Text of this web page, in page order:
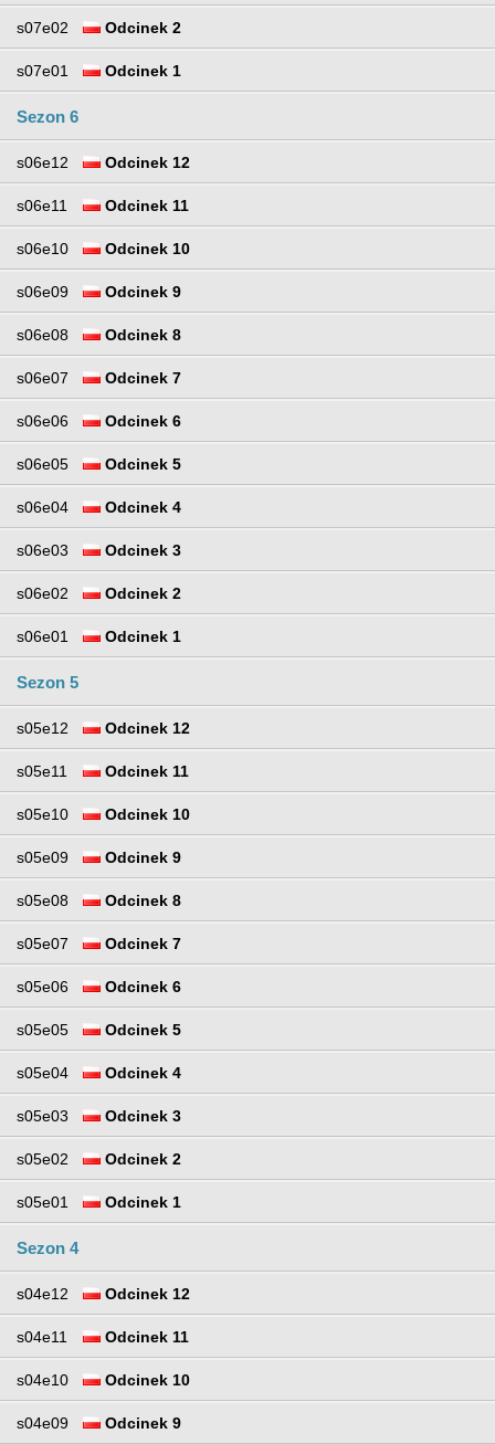
s07e02 Odcinek 2
s07e01 Odcinek 1
Sezon 6
s06e12 Odcinek 12
s06e11 Odcinek 11
s06e10 Odcinek 10
s06e09 Odcinek 9
s06e08 Odcinek 8
s06e07 Odcinek 7
s06e06 Odcinek 6
s06e05 Odcinek 5
s06e04 Odcinek 4
s06e03 Odcinek 3
s06e02 Odcinek 2
s06e01 Odcinek 1
Sezon 5
s05e12 Odcinek 12
s05e11 Odcinek 11
s05e10 Odcinek 10
s05e09 Odcinek 9
s05e08 Odcinek 8
s05e07 Odcinek 7
s05e06 Odcinek 6
s05e05 Odcinek 5
s05e04 Odcinek 4
s05e03 Odcinek 3
s05e02 Odcinek 2
s05e01 Odcinek 1
Sezon 4
s04e12 Odcinek 12
s04e11 Odcinek 11
s04e10 Odcinek 10
s04e09 Odcinek 9